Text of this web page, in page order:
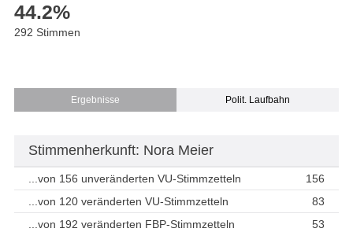
44.2%
292 Stimmen
Ergebnisse Polit. Laufbahn
Stimmenherkunft: Nora Meier
...von 156 unveränderten VU-Stimmzetteln
156
...von 120 veränderten VU-Stimmzetteln
83
...von 192 veränderten FBP-Stimmzetteln
53